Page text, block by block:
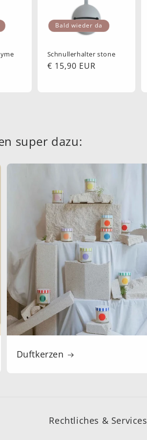
Bald wieder da
Schnullerhalter stone
Normaler
€ 15,90 EUR
super dazu:
Duftkerzen
Rechtliches & Services